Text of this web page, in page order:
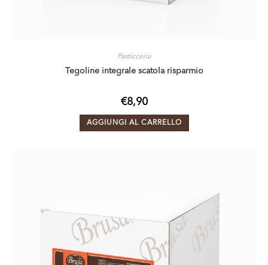
Pasticceria
Tegoline integrale scatola risparmio
€8,90
AGGIUNGI AL CARRELLO